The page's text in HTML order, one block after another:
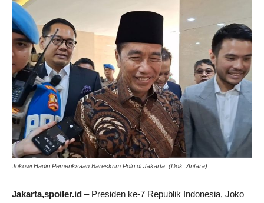
Jokowi Hadiri Pemeriksaan Bareskrim Polri di Jakarta. (Dok. Antara)
Jakarta,spoiler.id – Presiden ke-7 Republik Indonesia, Joko